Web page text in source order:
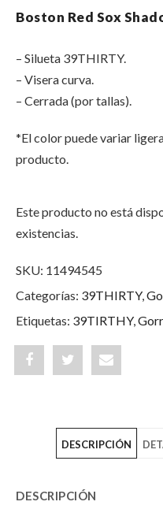
Boston Red Sox
– Silueta 39THIRTY.
– Visera curva.
– Cerrada (por tallas).
*El color puede variar
producto.
Este producto no está
existencias.
SKU: 11494545
Categorías: 39THIRTY,
Etiquetas: 39TIRTHY,
Share Post
Red
Share
Sox
DESCRIPCIÓN
DESCRIPCIÓN